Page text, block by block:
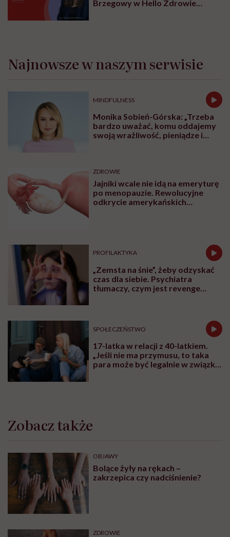
Brzegowy w Hello Zdrowie
Najnowsze w naszym serwisie
MINDFULNESS
Monika Sobień-Górska: „Trzeba
bardzo uważać, komu oddajemy
swoją wrażliwość, pieniądze i
ZDROWIE
Jajniki wcale nie idą na emeryturę
po menopauzie. Rewolucyjne
odkrycie amerykańskich
PROFILAKTYKA
„Zemsta na śnie”, żeby odzyskać
czas dla siebie. Psychiatra
tłumaczy, czym jest revenge
SPOŁECZEŃSTWO
17-latka w relacji z 40-latkiem.
„Jeśli nie ma przymusu, to taka
para może być legalnie w związku.
Zobacz także
OBJAWY
Bolące żyły na rękach –
zakrzepica czy nadciśnienie?
ZDROWIE